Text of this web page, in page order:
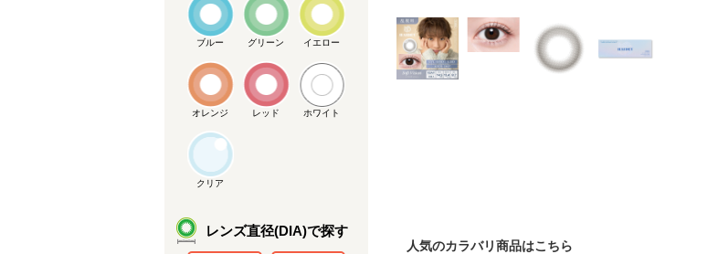
ブルー グリーン イエロー
オレンジ レッド ホワイト
クリア
レンズ直径(DIA)で探す
メーカー提供画像
人気のカラバリ商品はこちら